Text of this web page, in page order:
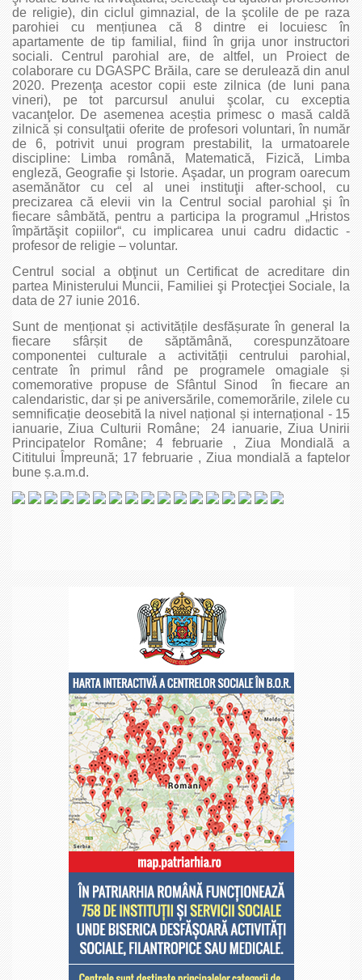
de religie), din ciclul gimnazial, de la şcolile de pe raza
parohiei cu mențiunea că 8 dintre ei locuiesc în
apartamente de tip familial, fiind în grija unor instructori
sociali. Centrul parohial are, de altfel, un Proiect de
colaborare cu DGASPC Brăila, care se derulează din anul
2020. Prezenţa acestor copii este zilnica (de luni pana
vineri), pe tot parcursul anului şcolar, cu exceptia
vacanţelor. De asemenea aceștia primesc o masă caldă
zilnică și consulţatii oferite de profesori voluntari, în număr
de 6, potrivit unui program prestabilit, la urmatoarele
discipline: Limba română, Matematică, Fizică, Limba
engleză, Geografie şi Istorie. Aşadar, un program oarecum
asemănător cu cel al unei instituţii after-school, cu
precizarea că elevii vin la Centrul social parohial şi în
fiecare sâmbătă, pentru a participa la programul „Hristos
împărtăşit copiilor“, cu implicarea unui cadru didactic -
profesor de religie – voluntar.
Centrul social a obţinut un Certificat de acreditare din
partea Ministerului Muncii, Familiei şi Protecţiei Sociale, la
data de 27 iunie 2016.
Sunt de menționat și activitățile desfășurate în general la
fiecare sfârșit de săptămână, corespunzătoare
componentei culturale a activității centrului parohial,
centrate în primul rând pe programele omagiale și
comemorative propuse de Sfântul Sinod
în fiecare an
calendaristic, dar și pe aniversările, comemorările, zilele cu
semnificație deosebită la nivel național și internațional - 15
ianuarie, Ziua Culturii Române;
24 ianuarie, Ziua Unirii
Principatelor Române; 4 februarie , Ziua Mondială a
Cititului Împreună; 17 februarie , Ziua mondială a faptelor
bune ș.a.m.d.